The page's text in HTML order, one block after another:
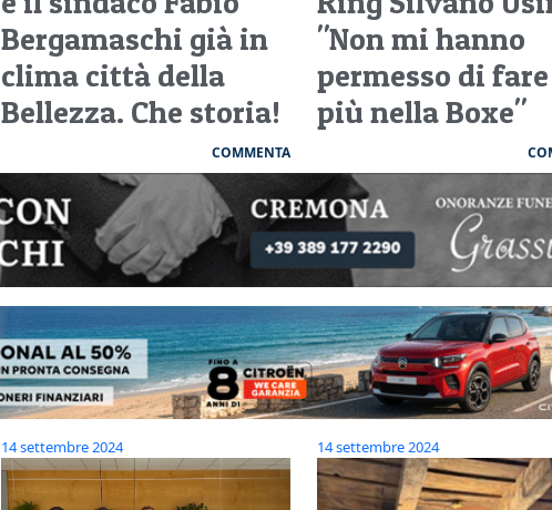
Bergamaschi già in
clima città della
Bellezza. Che storia!
COMMENTA
"Non mi hanno
permesso di
più nella Boxe"
14 settembre 2024 14 settembre 2024